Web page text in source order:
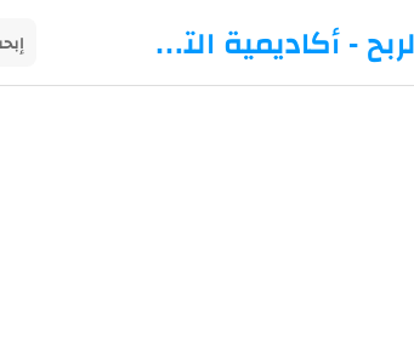
ميدان الربح - أكاديمية التداول